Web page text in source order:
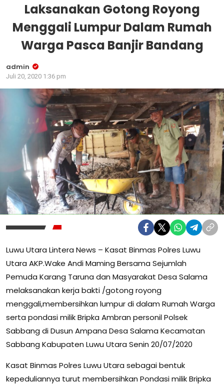
Laksanakan Gotong Royong
Menggali Lumpur Dalam Rumah
Warga Pasca Banjir Bandang
admin
Juli 20, 2020 1:36 pm
Luwu Utara Lintera News – Kasat Binmas Polres Luwu
Utara AKP.Wake Andi Maming Bersama Sejumlah
Pemuda Karang Taruna dan Masyarakat Desa Salama
melaksanakan kerja bakti /gotong royong
menggali,membersihkan lumpur di dalam Rumah Warga
serta pondasi milik Bripka Ambran personil Polsek
Sabbang di Dusun Ampana Desa Salama Kecamatan
Sabbang Kabupaten Luwu Utara Senin 20/07/2020
Kasat Binmas Polres Luwu Utara sebagai bentuk
kepeduliannya turut membersihkan Pondasi milik Bripka